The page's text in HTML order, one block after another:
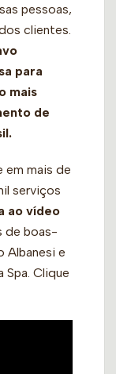
pessoas,
clientes.
para
mais
de
em mais de
serviços
ao vídeo
de boas-
Albanesi e
Spa. Clique